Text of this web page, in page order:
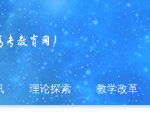
理论探索 教学改革